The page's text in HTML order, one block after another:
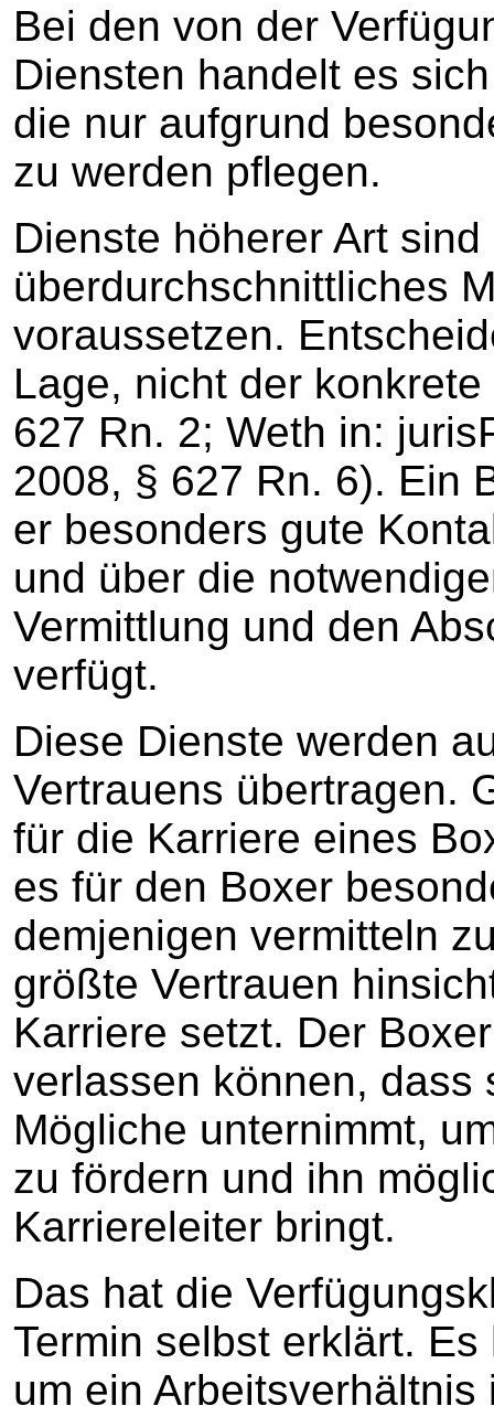
Bei den von der
Diensten handelt es
die nur aufgrund
zu werden pflegen.
Dienste höherer Art
überdurchschnittliches
voraussetzen.
Lage, nicht der
627 Rn. 2; Weth in:
2008, § 627 Rn. 6). Ein
er besonders gute
und über die
Vermittlung und den
verfügt.
Diese Dienste werden
Vertrauens übertragen.
für die Karriere eines
es für den Boxer
demjenigen vermitteln
größte Vertrauen
Karriere setzt. Der
verlassen können, dass
Mögliche unternimmt,
zu fördern und ihn
Karriereleiter bringt.
Das hat die
Termin selbst erklärt.
um ein